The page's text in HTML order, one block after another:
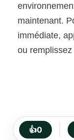
maintenant.
immédiate,
ou
👍0